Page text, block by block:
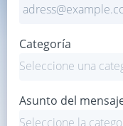
Averiguar
Aplicación
HACKEAR EL
Categoría
Asunto del